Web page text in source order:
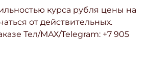
курса рубля цены на
от действительных.
Тел/МАХ/Telegram: +7 905